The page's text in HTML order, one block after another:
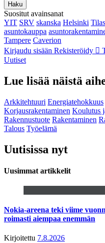
Haku
Suositut avainsanat
YIT SRV skanska Helsinki
asuntokauppa
Tampere Caverion
Kirjaudu sisään Rekisteröidy
Uutiset
Lue lisää näistä
Arkkitehtuuri Energiatehokkuus
Korjausrakentaminen Koulutus
Rakennustuote Rakentaminen
Talous Työelämä
Uutisissa nyt
Uusimmat artikkelit
Nokia-areena teki viime
roimasti aiempaa enemmän
Kirjoitettu 7.8.2026